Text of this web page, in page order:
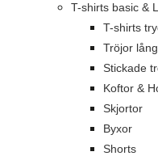
T-shirts basic &
T-shirts
Tröjor
Stickade
Koftor &
Skjortor
Byxor
Shorts